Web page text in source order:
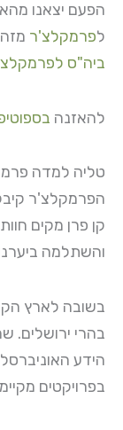
הפעם יצאנו
לפרמקלצ'ר מזה 30 שנה, סופרת, בעלת
ביה"ס
להאזנה
טליה למדה
הפרמקלצ'ר
והשתלמה
בשובה לארץ
בהרי ירושלים.
הידע
בפרויקטים